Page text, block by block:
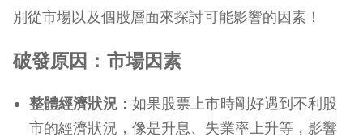
別從市場以及個股層面來探討可能影響的因素！
破發原因：市場因素
整體經濟狀況：如果股票上市時剛好遇到不利股
市的經濟狀況，像是升息、失業率上升等，影響